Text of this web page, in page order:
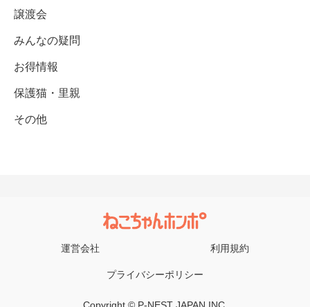
譲渡会
みんなの疑問
お得情報
保護猫・里親
その他
運営会社 利用規約
プライバシーポリシー